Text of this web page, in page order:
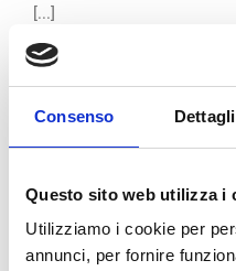
Consenso Dettagli
Questo sito web utilizza i
Utilizziamo i cookie per
annunci, per fornire
[...]
ByBologna Gomme | Pneumatici